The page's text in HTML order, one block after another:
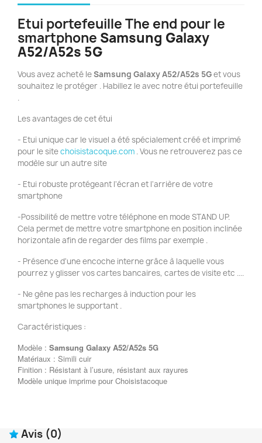
Etui portefeuille The end pour le
smartphone Samsung Galaxy
A52/A52s 5G
Vous avez acheté leSamsung Galaxy A52/A52s 5Get vous
souhaitez le protéger . Habillez le avec notre étui portefeuille
.
Les avantages de cet étui
- Etui unique car le visuel a été spécialement créé et imprimé
pour le sitechoisistacoque.com . Vous ne retrouverez pas ce
modèle sur un autre site
- Etui robuste protégeant l'écran et l'arrière de votre
smartphone
-Possibilité de mettre votre téléphone en mode STAND UP.
Cela permet de mettre votre smartphone en position inclinée
horizontale afin de regarder des films par exemple .
- Présence d'une encoche interne grâce à laquelle vous
pourrez y glisser vos cartes bancaires, cartes de visite etc ....
- Ne gène pas les recharges à induction pour les
smartphones le supportant .
Caractéristiques :
Modèle : Samsung Galaxy A52/A52s 5G
Matériaux : Simili cuir
Finition : Résistant à l’usure, résistant aux rayures
Modèle unique imprime pour Choisistacoque
Avis (0)